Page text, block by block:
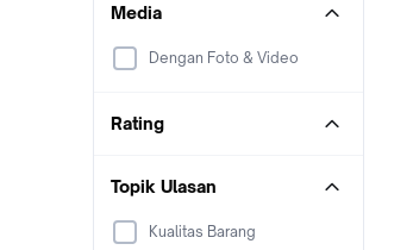
Media
Dengan Foto & Video
Rating
Topik Ulasan
Kualitas Barang